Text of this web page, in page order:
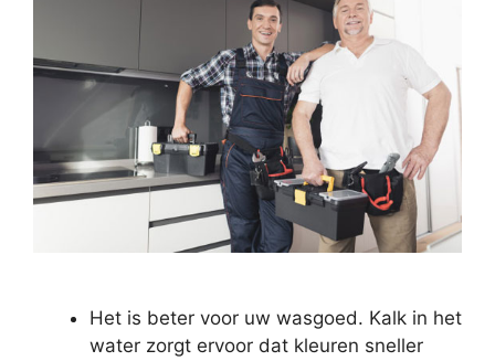
Het is beter voor uw wasgoed. Kalk in het
water zorgt ervoor dat kleuren sneller